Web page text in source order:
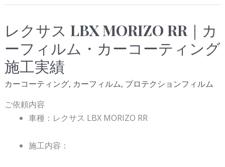
レクサス LBX MORIZO RR｜カ
ーフィルム・カーコーティング
施工実績
カーコーティング, カーフィルム, プロテクションフィルム
ご依頼内容
車種： レクサス LBX MORIZO RR
施工内容：
レ
ク
ス
LBX
RR